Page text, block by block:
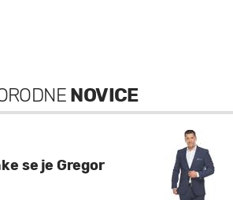
NOVICE
se je Gregor